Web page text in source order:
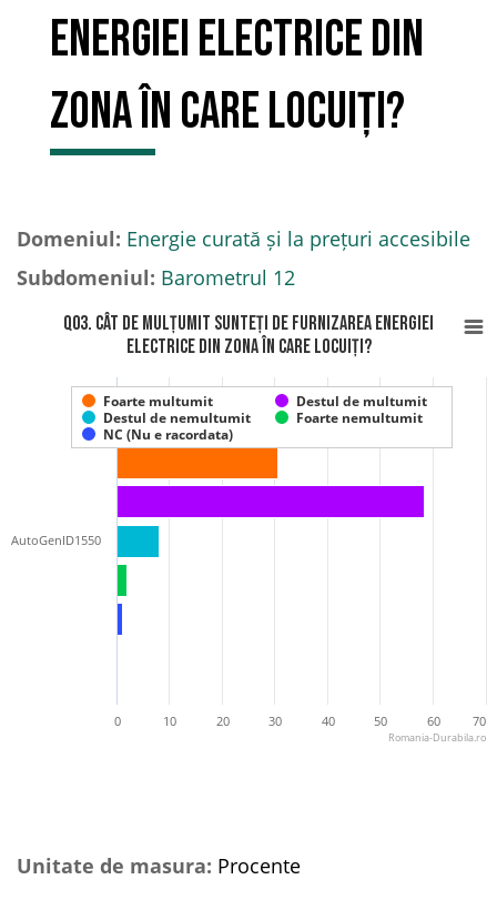
energiei electrice din
zona în care locuiți?
Domeniul: Energie curată și la prețuri accesibile
Subdomeniul: Barometrul 12
Q03. Cât de mulțumit sunteți de furnizarea energiei
electrice din zona în care locuiți?
Foarte multumit
Destul de multumit
Destul de nemultumit
Foarte nemultumit
NC (Nu e racordata)
AutoGenID1550
0 10 20 30 40 50 60 70
Romania-Durabila.ro
Unitate de masura: Procente